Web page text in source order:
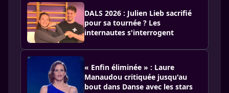
DALS 2026 : Julien Lieb sacrifié
pour sa tournée ? Les
internautes s'interrogent
« Enfin éliminée » : Laure
Manaudou critiquée jusqu'au
bout dans Danse avec les stars